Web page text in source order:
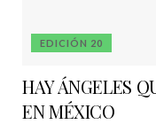
EDICIÓN 20
HAY ÁNGELES
EN MÉXICO